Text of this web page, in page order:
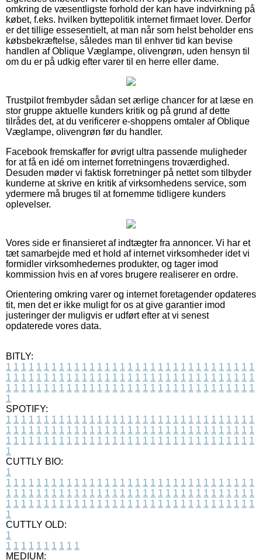
omkring de væsentligste forhold der kan have indvirkning på
købet, f.eks. hvilken byttepolitik internet firmaet lover. Derfor
er det tillige essesentielt, at man når som helst beholder ens
købsbekræftelse, således man til enhver tid kan bevise
handlen af Oblique Væglampe, olivengrøn, uden hensyn til
om du er på udkig efter varer til en herre eller dame.
Trustpilot frembyder sådan set ærlige chancer for at læse en
stor gruppe aktuelle kunders kritik og på grund af dette
tilrådes det, at du verificerer e-shoppens omtaler af Oblique
Væglampe, olivengrøn før du handler.
Facebook fremskaffer for øvrigt ultra passende muligheder
for at få en idé om internet forretningens troværdighed.
Desuden møder vi faktisk forretninger på nettet som tilbyder
kunderne at skrive en kritik af virksomhedens service, som
ydermere må bruges til at fornemme tidligere kunders
oplevelser.
Vores side er finansieret af indtægter fra annoncer. Vi har et
tæt samarbejde med et hold af internet virksomheder idet vi
formidler virksomhedernes produkter, og tager imod
kommission hvis en af vores brugere realiserer en ordre.
Orientering omkring varer og internet foretagender opdateres
tit, men det er ikke muligt for os at give garantier imod
justeringer der muligvis er udført efter at vi senest
opdaterede vores data.
BITLY:
1 1 1 1 1 1 1 1 1 1 1 1 1 1 1 1 1 1 1 1 1 1 1 1 1 1 1 1 1 1 1 1 1
1 1 1 1 1 1 1 1 1 1 1 1 1 1 1 1 1 1 1 1 1 1 1 1 1 1 1 1 1 1 1 1 1
1 1 1 1 1 1 1 1 1 1 1 1 1 1 1 1 1 1 1 1 1 1 1 1 1 1 1 1 1 1 1 1 1
1
SPOTIFY:
1 1 1 1 1 1 1 1 1 1 1 1 1 1 1 1 1 1 1 1 1 1 1 1 1 1 1 1 1 1 1 1 1
1 1 1 1 1 1 1 1 1 1 1 1 1 1 1 1 1 1 1 1 1 1 1 1 1 1 1 1 1 1 1 1 1
1 1 1 1 1 1 1 1 1 1 1 1 1 1 1 1 1 1 1 1 1 1 1 1 1 1 1 1 1 1 1 1 1
1
CUTTLY BIO:
1
1 1 1 1 1 1 1 1 1 1 1 1 1 1 1 1 1 1 1 1 1 1 1 1 1 1 1 1 1 1 1 1 1
1 1 1 1 1 1 1 1 1 1 1 1 1 1 1 1 1 1 1 1 1 1 1 1 1 1 1 1 1 1 1 1 1
1 1 1 1 1 1 1 1 1 1 1 1 1 1 1 1 1 1 1 1 1 1 1 1 1 1 1 1 1 1 1 1 1
1
CUTTLY OLD:
1
1 1 1 1 1 1 1 1 1 1
MEDIUM: